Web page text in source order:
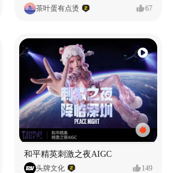
茶叶蛋有点烫 67
和平精英刺激之夜AIGC
头牌文化 149